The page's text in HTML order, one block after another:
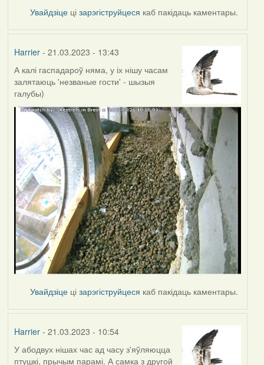
Увайдзіце цізарэгіструйцеся каб пакідаць каментары.
Harrier- 21.03.2023 - 13:43
А калі гаспадароў няма, у іх нішу часам
залятаюць 'незваные гости' - шызыя
галубы)
Увайдзіце цізарэгіструйцеся каб пакідаць каментары.
Harrier- 21.03.2023 - 10:54
У абодвух нішах час ад часу з'яўляюцца
птушкі, прычым парамі. А самка з другой